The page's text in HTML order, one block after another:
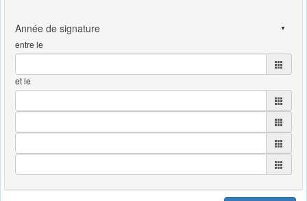
entre le
et le